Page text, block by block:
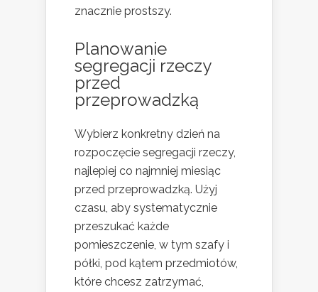
znacznie prostszy.
Planowanie
segregacji rzeczy
przed
przeprowadzką
Wybierz konkretny dzień na
rozpoczęcie segregacji rzeczy,
najlepiej co najmniej miesiąc
przed przeprowadzką. Użyj
czasu, aby systematycznie
przeszukać każde
pomieszczenie, w tym szafy i
półki, pod kątem przedmiotów,
które chcesz zatrzymać,